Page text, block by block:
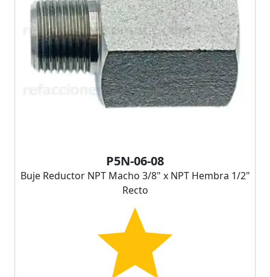
P5N-06-08
Buje Reductor NPT Macho 3/8" x NPT Hembra 1/2"
Recto